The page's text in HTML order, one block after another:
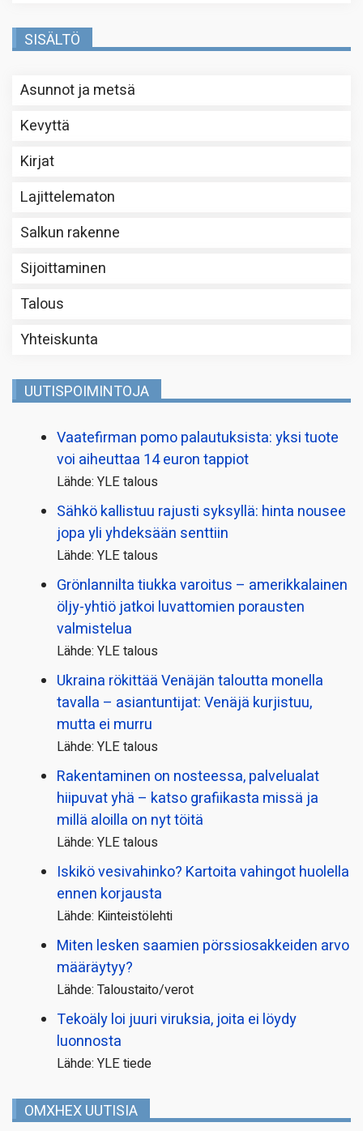
SISÄLTÖ
Asunnot ja metsä
Kevyttä
Kirjat
Lajittelematon
Salkun rakenne
Sijoittaminen
Talous
Yhteiskunta
UUTISPOIMINTOJA
Vaatefirman pomo palautuksista: yksi tuote
voi aiheuttaa 14 euron tappiot
Lähde: YLE talous
Sähkö kallistuu rajusti syksyllä: hinta nousee
jopa yli yhdeksään senttiin
Lähde: YLE talous
Grönlannilta tiukka varoitus – amerikkalainen
öljy-yhtiö jatkoi luvattomien porausten
valmistelua
Lähde: YLE talous
Ukraina rökittää Venäjän taloutta monella
tavalla – asiantuntijat: Venäjä kurjistuu,
mutta ei murru
Lähde: YLE talous
Rakentaminen on nosteessa, palvelualat
hiipuvat yhä – katso grafiikasta missä ja
millä aloilla on nyt töitä
Lähde: YLE talous
Iskikö vesivahinko? Kartoita vahingot huolella
ennen korjausta
Lähde: Kiinteistölehti
Miten lesken saamien pörssi­osakkeiden arvo
määräytyy?
Lähde: Taloustaito/verot
Tekoäly loi juuri viruksia, joita ei löydy
luonnosta
Lähde: YLE tiede
OMXHEX UUTISIA